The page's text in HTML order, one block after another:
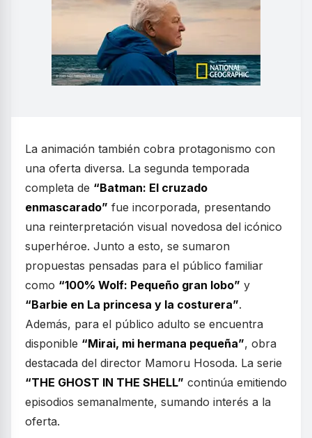
La animación también cobra protagonismo con
una oferta diversa. La segunda temporada
completa de “Batman: El cruzado
enmascarado” fue incorporada, presentando
una reinterpretación visual novedosa del icónico
superhéroe. Junto a esto, se sumaron
propuestas pensadas para el público familiar
como “100% Wolf: Pequeño gran lobo” y
“Barbie en La princesa y la costurera”.
Además, para el público adulto se encuentra
disponible “Mirai, mi hermana pequeña”, obra
destacada del director Mamoru Hosoda. La serie
“THE GHOST IN THE SHELL” continúa emitiendo
episodios semanalmente, sumando interés a la
oferta.